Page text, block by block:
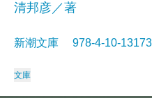
清邦彦／著
新潮文庫 978-4-10-
文庫